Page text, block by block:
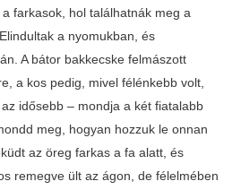
farkasok, hol találhatnák meg a
a nyomukban, és
A bátor bakkecske felmászott
a kos pedig, mivel félénkebb volt,
idősebb – mondja a két fiatalabb
meg, hogyan hozzuk le onnan
az öreg farkas a fa alatt, és
remegve ült az ágon, de félelmében